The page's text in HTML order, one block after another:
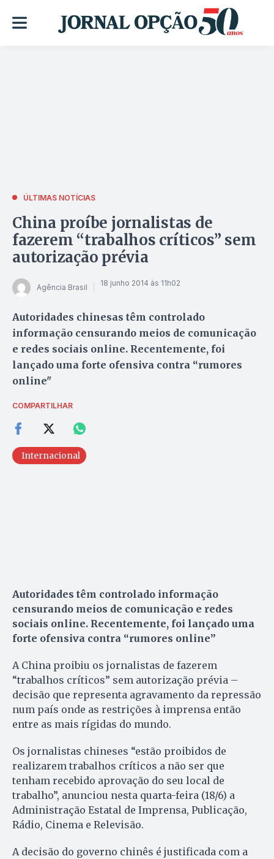
ÚLTIMAS NOTÍCIAS
China proíbe jornalistas de
fazerem “trabalhos críticos” sem
autorização prévia
Agência Brasil 18 junho 2014 às 11h02
Autoridades chinesas têm controlado
informação censurando meios de comunicação
e redes sociais online. Recentemente, foi
lançado uma forte ofensiva contra “rumores
online"
COMPARTILHAR
Internacional
Autoridades têm controlado informação
censurando meios de comunicação e redes
sociais online. Recentemente, foi lançado uma
forte ofensiva contra “rumores online”
A China proibiu os jornalistas de fazerem
“trabalhos críticos” sem autorização prévia –
decisão que representa agravamento da repressão
num país onde as restrições à imprensa então
entre as mais rígidas do mundo.
Os jornalistas chineses “estão proibidos de
realizarem trabalhos críticos a não ser que
tenham recebido aprovação do seu local de
trabalho”, anunciou nesta quarta-feira (18/6) a
Administração Estatal de Imprensa, Publicação,
Rádio, Cinema e Relevisão.
A decisão do governo chinês é justificada com a